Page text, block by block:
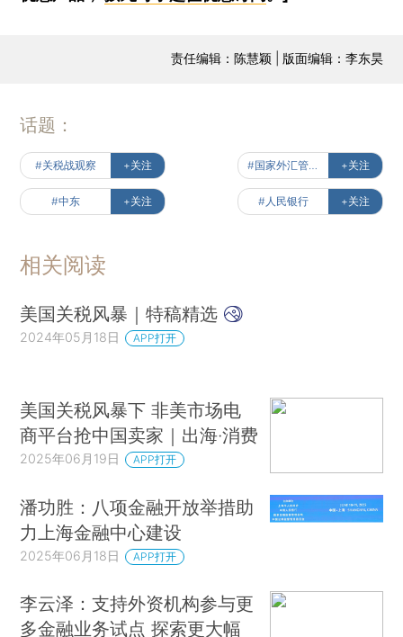
责任编辑：陈慧颖 | 版面编辑：李东昊
话题：
#关税战观察 +关注 #国家外汇管理局 +关注
#中东 +关注 #人民银行 +关注
相关阅读
美国关税风暴｜特稿精选
2024年05月18日 APP打开
美国关税风暴下 非美市场电
商平台抢中国卖家｜出海·消费
2025年06月19日 APP打开
潘功胜：八项金融开放举措助
力上海金融中心建设
2025年06月18日 APP打开
李云泽：支持外资机构参与更
多金融业务试点 探索更大幅